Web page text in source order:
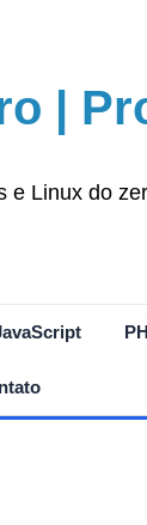
|
Linux do